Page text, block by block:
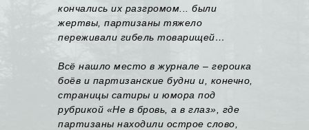
кончались их разгромом... были
жертвы, партизаны тяжело
переживали гибель товарищей…
Всё нашло место в журнале – героика
боёв и партизанские будни и, конечно,
страницы сатиры и юмора под
рубрикой «Не в бровь, а в глаз», где
партизаны находили острое слово,